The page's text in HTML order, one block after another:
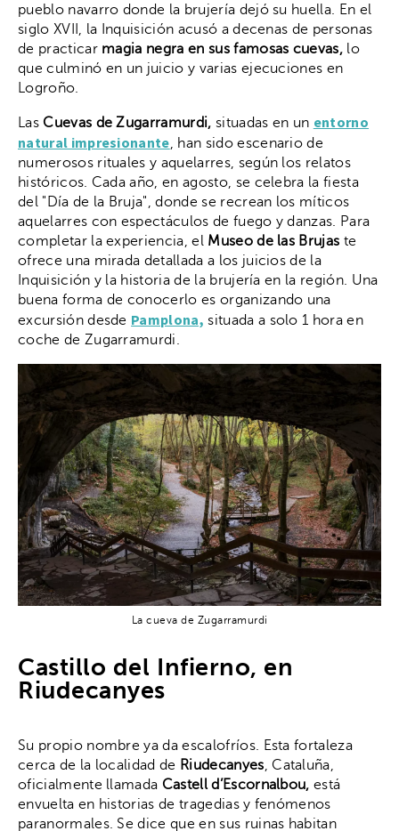
pueblo navarro donde la brujería dejó su huella. En el
siglo XVII, la Inquisición acusó a decenas de personas
de practicar magia negra en sus famosas cuevas, lo
que culminó en un juicio y varias ejecuciones en
Logroño.
Las Cuevas de Zugarramurdi, situadas en un entorno
natural impresionante, han sido escenario de
numerosos rituales y aquelarres, según los relatos
históricos. Cada año, en agosto, se celebra la fiesta
del "Día de la Bruja", donde se recrean los míticos
aquelarres con espectáculos de fuego y danzas. Para
completar la experiencia, el Museo de las Brujas te
ofrece una mirada detallada a los juicios de la
Inquisición y la historia de la brujería en la región. Una
buena forma de conocerlo es organizando una
excursión desde Pamplona, situada a solo 1 hora en
coche de Zugarramurdi.
La cueva de Zugarramurdi
Castillo del Infierno, en
Riudecanyes
Su propio nombre ya da escalofríos. Esta fortaleza
cerca de la localidad de Riudecanyes, Cataluña,
oficialmente llamada Castell d’Escornalbou,está
envuelta en historias de tragedias y fenómenos
paranormales. Se dice que en sus ruinas habitan